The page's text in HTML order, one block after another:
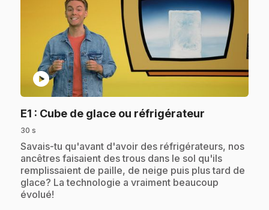
play_circle
E1 : Cube de glace ou réfrigérateur
30 s
.Savais-tu qu'avant d'avoir des réfrigérateurs, nos
ancêtres faisaient des trous dans le sol qu'ils
remplissaient de paille, de neige puis plus tard de
glace? La technologie a vraiment beaucoup
évolué!